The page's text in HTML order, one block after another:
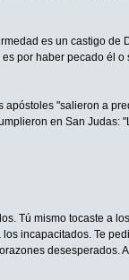
es un castigo
por haber pecado él
"salieron a
en San
Tú mismo tocaste a
incapacitados. Te
desesperados.